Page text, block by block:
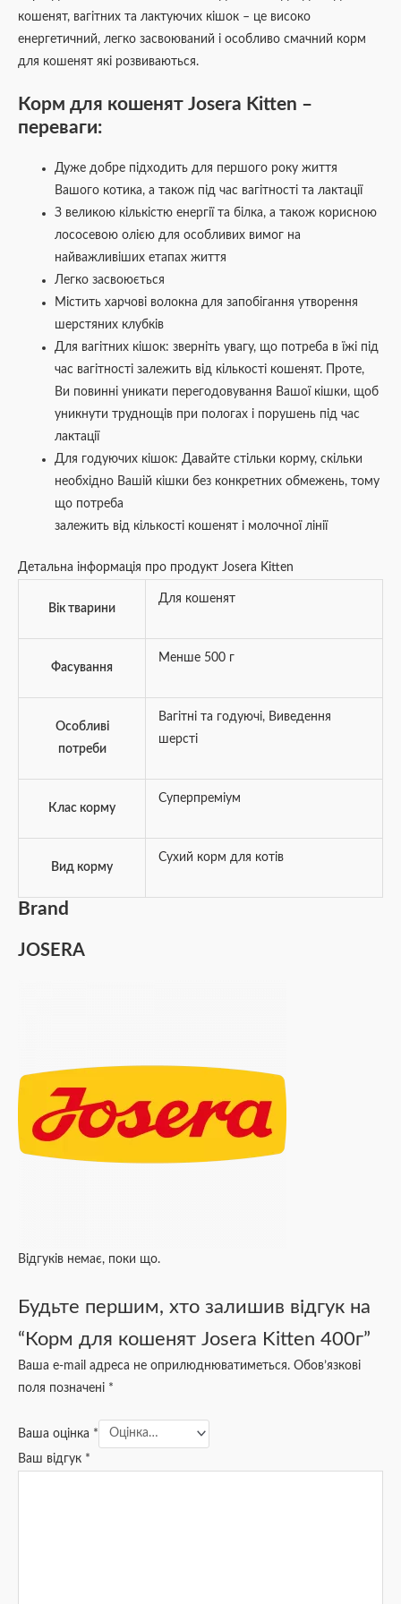
кошенят, вагітних та лактуючих кішок – це високо
енергетичний, легко засвоюваний і особливо смачний корм
для кошенят які розвиваються.
Корм для кошенят Josera Kitten –
переваги:
Дуже добре підходить для першого року життя
Вашого котика, а також під час вагітності та лактації
З великою кількістю енергії та білка, а також корисною
лососевою олією для особливих вимог на
найважливіших етапах життя
Легко засвоюється
Містить харчові волокна для запобігання утворення
шерстяних клубків
Для вагітних кішок: зверніть увагу, що потреба в їжі під
час вагітності залежить від кількості кошенят. Проте,
Ви повинні уникати перегодовування Вашої кішки, щоб
уникнути труднощів при пологах і порушень під час
лактації
Для годуючих кішок: Давайте стільки корму, скільки
необхідно Вашій кішки без конкретних обмежень, тому
що потреба
залежить від кількості кошенят і молочної лінії
Детальна інформація про продукт Josera Kitten
Вік тварини
Для кошенят
Фасування
Менше 500 г
Особливі
потреби
Вагітні та годуючі, Виведення
шерсті
Клас корму
Суперпреміум
Вид корму
Сухий корм для котів
Brand
JOSERA
Відгуків немає, поки що.
Будьте першим, хто залишив відгук на
“Корм для кошенят Josera Kitten 400г”
Ваша e-mail адреса не оприлюднюватиметься. Обов’язкові
поля позначені *
Ваша оцінка *
Ваш відгук *